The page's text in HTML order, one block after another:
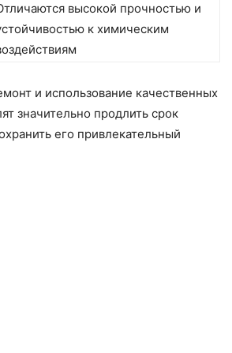
высокой прочностью и
к химическим
и использование качественных
значительно продлить срок
его привлекательный